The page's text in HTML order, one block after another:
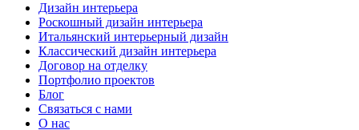
Дизайн интерьера
Роскошный дизайн интерьера
Итальянский интерьерный дизайн
Классический дизайн интерьера
Договор на отделку
Портфолио проектов
Блог
Связаться с нами
О нас